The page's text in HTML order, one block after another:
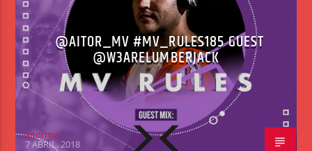
@AITOR_MV #MV_RULES185 GUEST
@W3ARELUMBERJACK
aitormv
7 ABRIL, 2018